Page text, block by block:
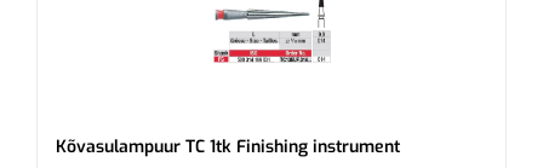
Kõvasulampuur TC 1tk Finishing instrument